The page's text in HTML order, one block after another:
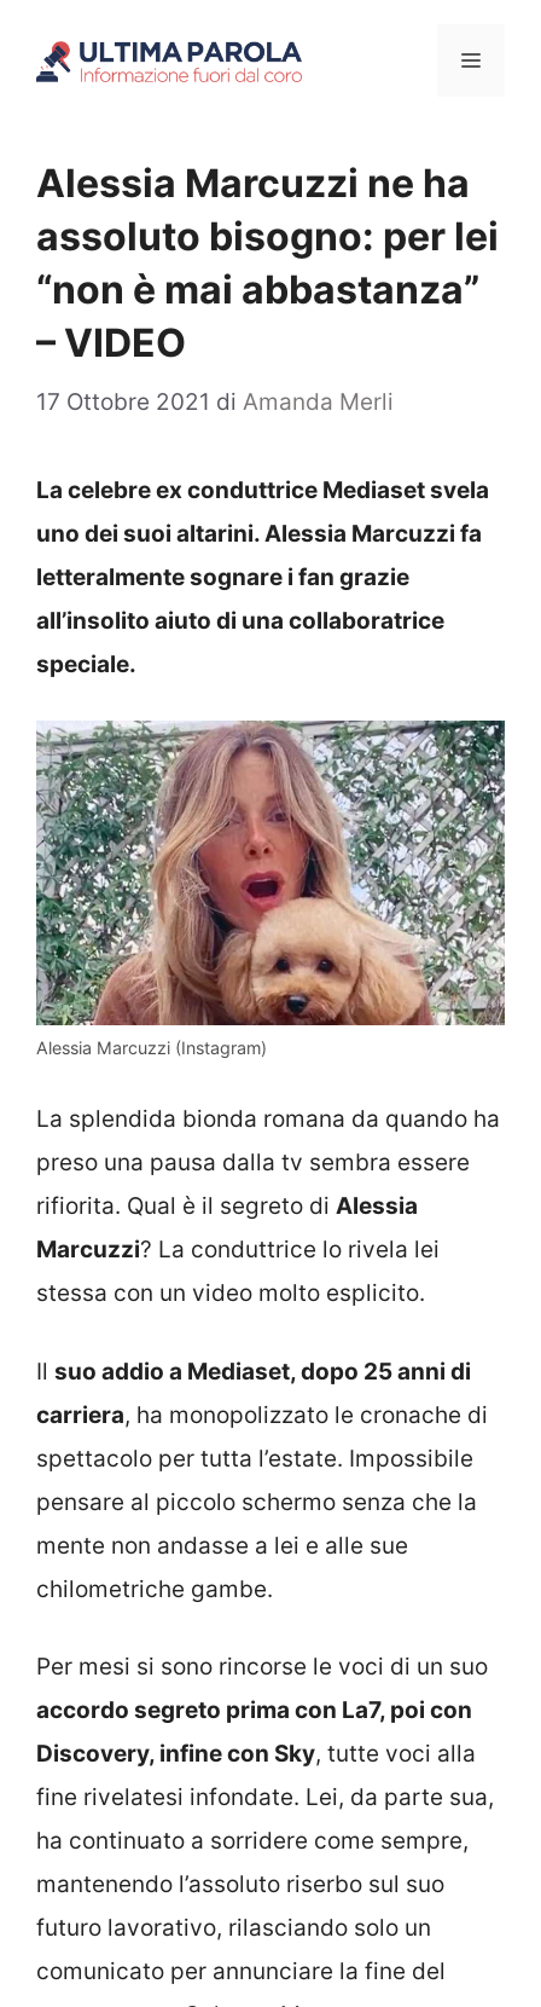
Menu
Alessia Marcuzzi ne ha
assoluto bisogno: per lei
“non è mai abbastanza”
– VIDEO
17 Ottobre 2021 di Amanda Merli
La celebre ex conduttrice Mediaset svela
uno dei suoi altarini. Alessia Marcuzzi fa
letteralmente sognare i fan grazie
all’insolito aiuto di una collaboratrice
speciale.
Alessia Marcuzzi (Instagram)
La splendida bionda romana da quando ha
preso una pausa dalla tv sembra essere
rifiorita. Qual è il segreto di Alessia
Marcuzzi? La conduttrice lo rivela lei
stessa con un video molto esplicito.
Il suo addio a Mediaset, dopo 25 anni di
carriera, ha monopolizzato le cronache di
spettacolo per tutta l’estate. Impossibile
pensare al piccolo schermo senza che la
mente non andasse a lei e alle sue
chilometriche gambe.
Per mesi si sono rincorse le voci di un suo
accordo segreto prima con La7, poi con
Discovery, infine con Sky, tutte voci alla
fine rivelatesi infondate. Lei, da parte sua,
ha continuato a sorridere come sempre,
mantenendo l’assoluto riserbo sul suo
futuro lavorativo, rilasciando solo un
comunicato per annunciare la fine del